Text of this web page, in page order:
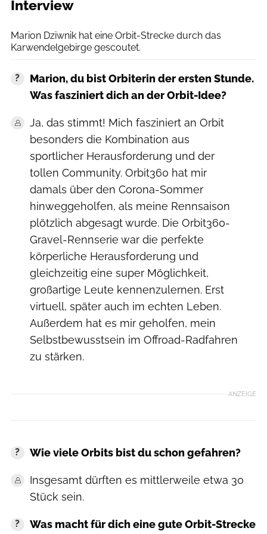
Interview
Marion Dziwnik hat eine Orbit-Strecke durch das
Karwendelgebirge gescoutet.
Marion, du bist Orbiterin der ersten Stunde.
Was fasziniert dich an der Orbit-Idee?
Ja, das stimmt! Mich fasziniert an Orbit
besonders die Kombination aus
sportlicher Herausforderung und der
tollen Community. Orbit360 hat mir
damals über den Corona-Sommer
hinweggeholfen, als meine Rennsaison
plötzlich abgesagt wurde. Die Orbit360-
Gravel-Rennserie war die perfekte
körperliche Herausforderung und
gleichzeitig eine super Möglichkeit,
großartige Leute kennenzulernen. Erst
virtuell, später auch im echten Leben.
Außerdem hat es mir geholfen, mein
Selbstbewusstsein im Offroad-Radfahren
zu stärken.
ANZEIGE
Wie viele Orbits bist du schon gefahren?
Insgesamt dürften es mittlerweile etwa 30
Stück sein.
Was macht für dich eine gute Orbit-Strecke